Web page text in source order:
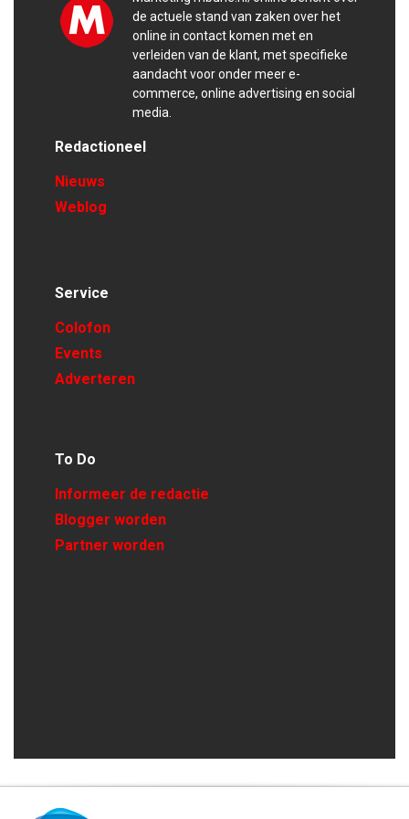
de actuele stand van zaken over het
online in contact komen met en
verleiden van de klant, met specifieke
aandacht voor onder meer e-
commerce, online advertising en social
media.
Redactioneel
Nieuws
Weblog
Service
Colofon
Events
Adverteren
To Do
Informeer de redactie
Blogger worden
Partner worden